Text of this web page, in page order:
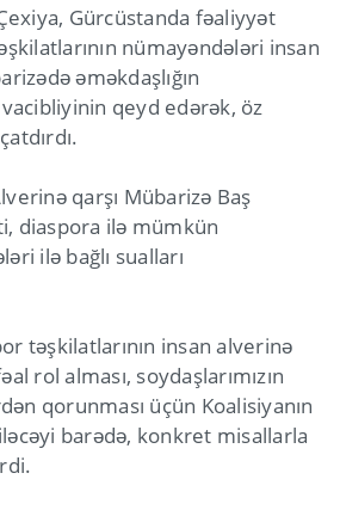
Gürcüstanda fəaliyyət
nümayəndələri insan
əməkdaşlığın
qeyd edərək, öz
qarşı Mübarizə Baş
diaspora ilə mümkün
ilə bağlı sualları
təşkilatlarının insan alverinə
rol alması, soydaşlarımızın
qorunması üçün Koalisiyanın
barədə, konkret misallarla